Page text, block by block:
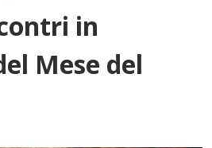
in
Mese del